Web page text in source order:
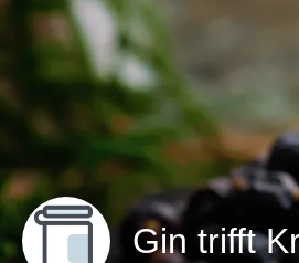
Gin trifft